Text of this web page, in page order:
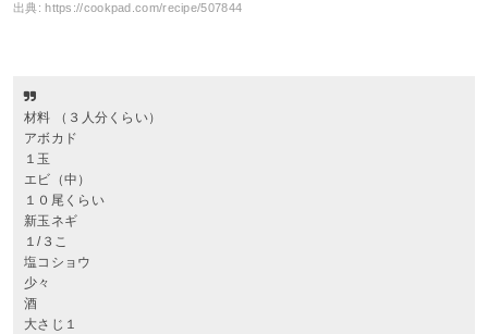
出典: https://cookpad.com/recipe/507844
材料 （３人分くらい）
アボカド
１玉
エビ（中）
１０尾くらい
新玉ネギ
１/３こ
塩コショウ
少々
酒
大さじ１